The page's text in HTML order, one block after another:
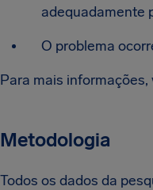
adequadamente
O problema
Para mais informações,
Metodologia
Todos os dados da